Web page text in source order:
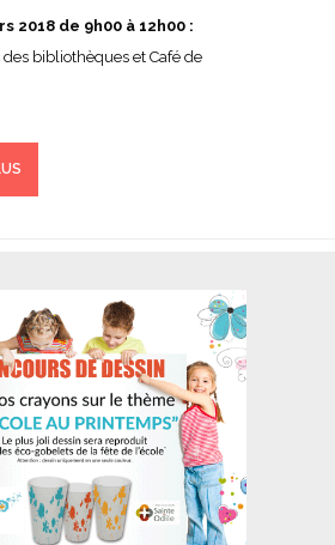
2018 de 9h00 à 12h00 :
bibliothèques et Café de